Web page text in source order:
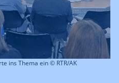
ins Thema ein © RTR/AK